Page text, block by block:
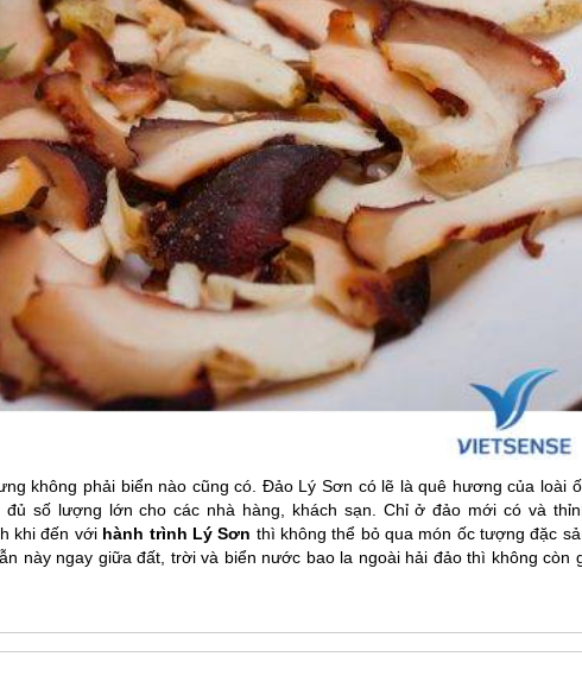
không phải biển nào cũng có. Đảo Lý Sơn có lẽ là quê hương của loài
số lượng lớn cho các nhà hàng, khách sạn. Chỉ ở đảo mới có và
khi đến với hành trình Lý Sơn thì không thể bỏ qua món ốc tượng đặc
này ngay giữa đất, trời và biển nước bao la ngoài hải đảo thì không còn